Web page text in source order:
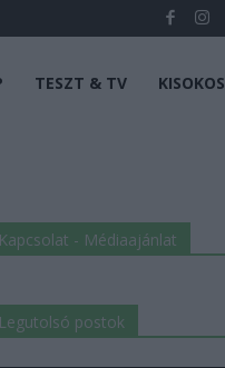
TESZT & TV KISOKOS
Kapcsolat - Médiaajánlat
Legutolsó postok